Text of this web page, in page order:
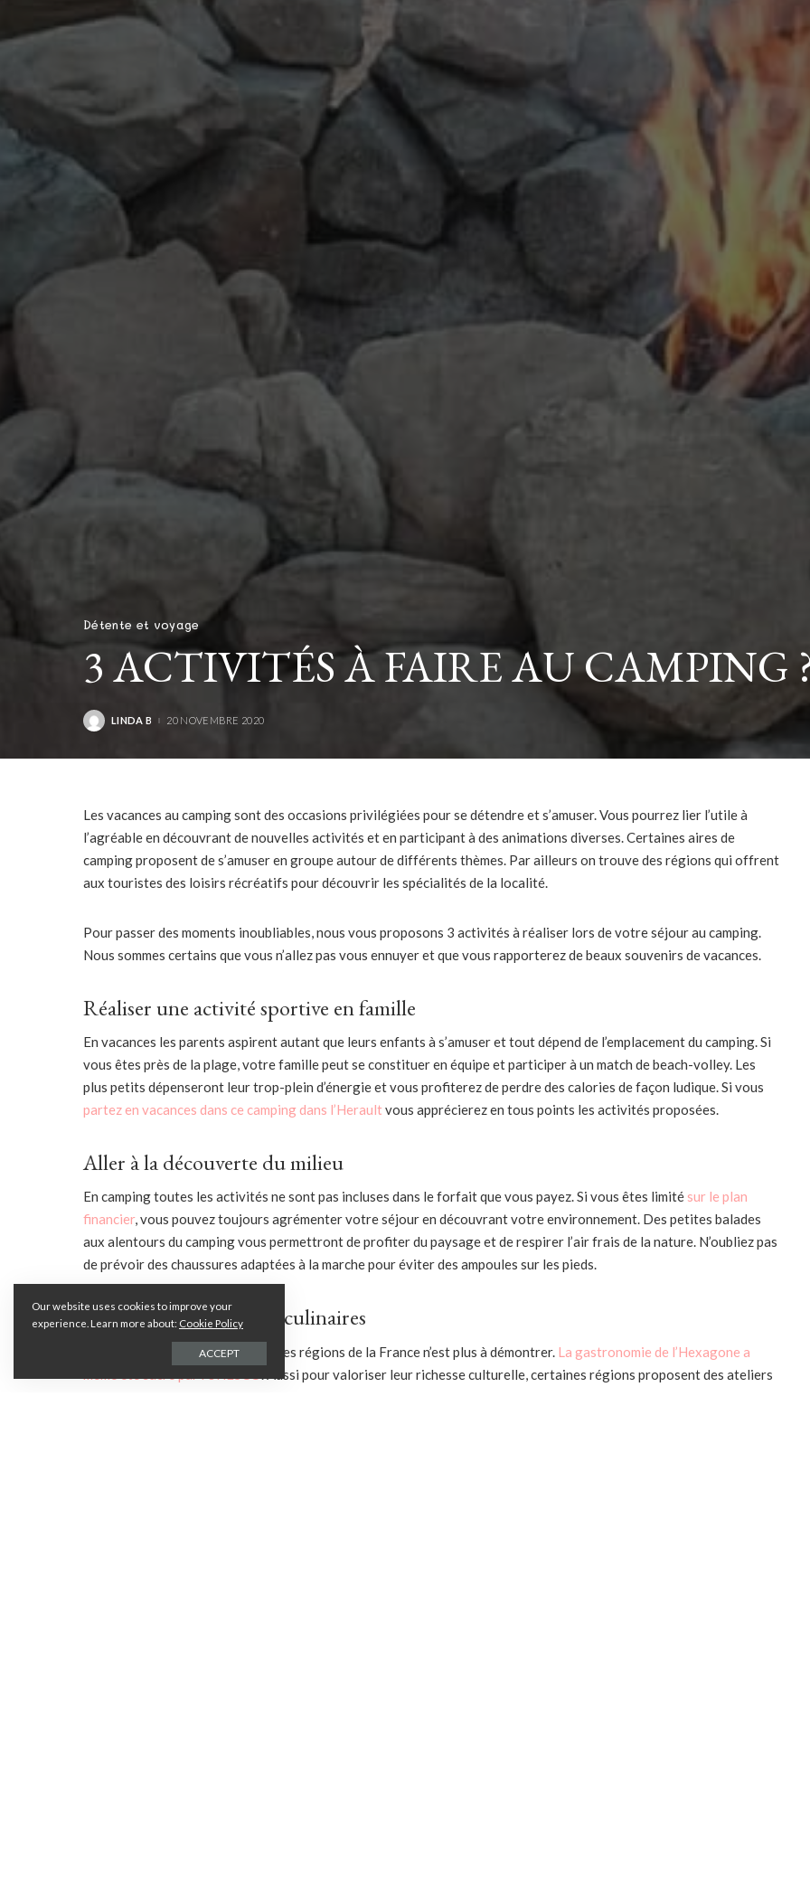
Détente et voyage
3 ACTIVITÉS À FAIRE AU CAMPING
POSTED
LINDA B 20 NOVEMBRE 2020
Les vacances au camping sont des occasions privilégiées pour se détendre et s’amuser. Vous pourrez lier l’utile à
l’agréable en découvrant de nouvelles activités et en participant à des animations diverses. Certaines aires de
camping proposent de s’amuser en groupe autour de différents thèmes. Par ailleurs on trouve des régions qui offrent
aux touristes des loisirs récréatifs pour découvrir les spécialités de la localité.
Pour passer des moments inoubliables, nous vous proposons 3 activités à réaliser lors de votre séjour au camping.
Nous sommes certains que vous n’allez pas vous ennuyer et que vous rapporterez de beaux souvenirs de vacances.
Réaliser une activité sportive en famille
En vacances les parents aspirent autant que leurs enfants à s’amuser et tout dépend de l’emplacement du camping. Si
vous êtes près de la plage, votre famille peut se constituer en équipe et participer à un match de beach-volley. Les
plus petits dépenseront leur trop-plein d’énergie et vous profiterez de perdre des calories de façon ludique. Si vous
partez en vacances dans ce camping dans l’Herault vous apprécierez en tous points les activités proposées.
Aller à la découverte du milieu
En camping toutes les activités ne sont pas incluses dans le forfait que vous payez. Si vous êtes limité sur le plan
financier, vous pouvez toujours agrémenter votre séjour en découvrant votre environnement. Des petites balades
aux alentours du camping vous permettront de profiter du paysage et de respirer l’air frais de la nature. N’oubliez pas
de prévoir des chaussures adaptées à la marche pour éviter des ampoules sur les pieds.
Participer à des ateliers culinaires
La renommée de la gastronomie des régions de la France n’est plus à démontrer. La gastronomie de l’Hexagone a
. Aussi pour valoriser leur richesse culturelle, certaines régions proposent des ateliers
Our website uses cookies to improve your
experience. Learn more about: Cookie Policy
ACCEPT